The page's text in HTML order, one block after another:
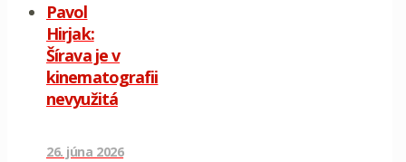
Pavol
Hirjak:
Šírava je v
kinematografii
nevyužitá
26. júna 2026